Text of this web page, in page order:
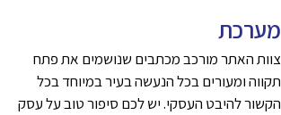
מערכת
צוות האתר מורכב מכתבים שנושמים את פתח
תקווה ומעורים בכל הנעשה בעיר במיוחד בכל
הקשור להיבט העסקי. יש לכם סיפור טוב על עסק